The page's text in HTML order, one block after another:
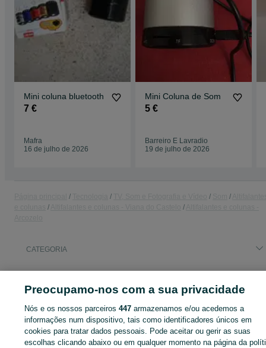
Mini coluna bluetooth
7 €
Mafra
16 de julho de 2026
Mini Coluna de Som
5 €
Barreiro E Lavradio
19 de julho de 2026
CATEGORIA
Entra na tua conta OLX ou cria uma nova para contactares
anunciante
Preocupamo-nos com a sua privacidade
Nós e os nossos parceiros447 armazenamos e/ou acedemos a
informações num dispositivo, tais como identificadores únicos em
cookies para tratar dados pessoais. Pode aceitar ou gerir as suas
escolhas clicando abaixo ou em qualquer momento na página da